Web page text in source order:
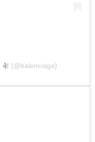
(@balenciaga)